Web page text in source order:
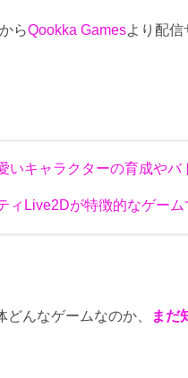
らQookka Gamesより配
キャラクターの育成やバ
Live2Dが特徴的なゲーム
どんなゲームなのか、 まだ